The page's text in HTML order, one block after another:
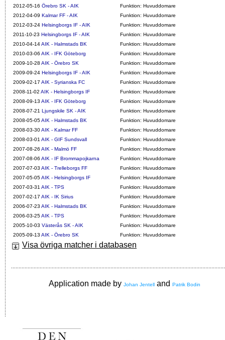
2012-05-16 Örebro SK - AIK
Funktion: Huvuddomare
2012-04-09 Kalmar FF - AIK
Funktion: Huvuddomare
2012-03-24 Helsingborgs IF - AIK
Funktion: Huvuddomare
2011-10-23 Helsingborgs IF - AIK
Funktion: Huvuddomare
2010-04-14AIK - Halmstads BK
Funktion: Huvuddomare
2010-03-06 AIK - IFK Göteborg
Funktion: Huvuddomare
2009-10-28 AIK - Örebro SK
Funktion: Huvuddomare
2009-09-24 Helsingborgs IF - AIK
Funktion: Huvuddomare
2009-02-17 AIK - Syrianska FC
Funktion: Huvuddomare
2008-11-02 AIK - Helsingborgs IF
Funktion: Huvuddomare
2008-09-13 AIK - IFK Göteborg
Funktion: Huvuddomare
2008-07-21 Ljungskile SK - AIK
Funktion: Huvuddomare
2008-05-05AIK - Halmstads BK
Funktion: Huvuddomare
2008-03-30AIK - Kalmar FF
Funktion: Huvuddomare
2008-03-01 AIK - GIF Sundsvall
Funktion: Huvuddomare
2007-08-26 AIK - Malmö FF
Funktion: Huvuddomare
2007-08-06 AIK - IF Brommapojkarna
Funktion: Huvuddomare
2007-07-03 AIK - Trelleborgs FF
Funktion: Huvuddomare
2007-05-05AIK - Helsingborgs IF
Funktion: Huvuddomare
2007-03-31 AIK - TPS
Funktion: Huvuddomare
2007-02-17 AIK - IK Sirius
Funktion: Huvuddomare
2006-07-23 AIK - Halmstads BK
Funktion: Huvuddomare
2006-03-25AIK - TPS
Funktion: Huvuddomare
2005-10-03 Västerås SK - AIK
Funktion: Huvuddomare
2005-09-13 AIK - Örebro SK Funktion: Huvuddomare
Visa övriga matcher i databasen
Application made by Johan Jentell and Patrik Bodin